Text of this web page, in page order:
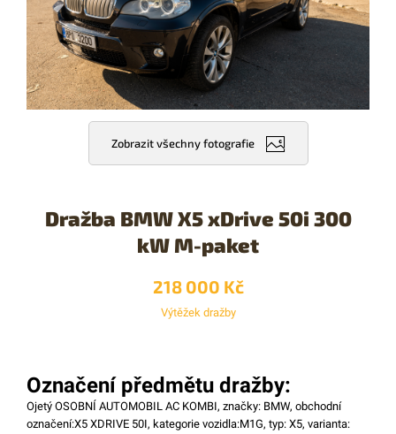
Zobrazit všechny fotografie
Dražba BMW X5 xDrive 50i 300
kW M-paket
218 000 Kč
Výtěžek dražby
Označení předmětu dražby:
Ojetý OSOBNÍ AUTOMOBIL AC KOMBI, značky: BMW, obchodní
označení:X5 XDRIVE 50I, kategorie vozidla:M1G, typ: X5, varianta: